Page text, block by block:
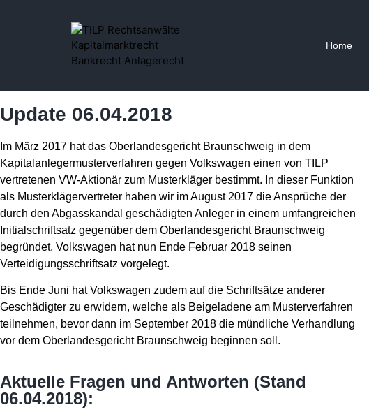
Home
Update 06.04.2018
Im März 2017 hat das Oberlandesgericht Braunschweig in dem
Kapitalanlegermusterverfahren gegen Volkswagen einen von TILP
vertretenen VW-Aktionär zum Musterkläger bestimmt. In dieser Funktion
als Musterklägervertreter haben wir im August 2017 die Ansprüche der
durch den Abgasskandal geschädigten Anleger in einem umfangreichen
Initialschriftsatz gegenüber dem Oberlandesgericht Braunschweig
begründet. Volkswagen hat nun Ende Februar 2018 seinen
Verteidigungsschriftsatz vorgelegt.
Bis Ende Juni hat Volkswagen zudem auf die Schriftsätze anderer
Geschädigter zu erwidern, welche als Beigeladene am Musterverfahren
teilnehmen, bevor dann im September 2018 die mündliche Verhandlung
vor dem Oberlandesgericht Braunschweig beginnen soll.
Aktuelle Fragen und Antworten (Stand
06.04.2018):